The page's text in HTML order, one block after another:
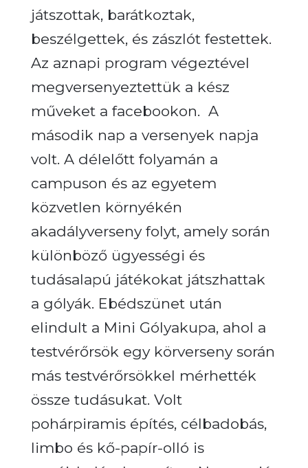
játszottak, barátkoztak,
beszélgettek, és zászlót festettek.
Az aznapi program végeztével
megversenyeztettük a kész
műveket a facebookon. A
második nap a versenyek napja
volt. A délelőtt folyamán a
campuson és az egyetem
közvetlen környékén
akadályverseny folyt, amely során
különböző ügyességi és
tudásalapú játékokat játszhattak
a gólyák. Ebédszünet után
elindult a Mini Gólyakupa, ahol a
testvérőrsök egy körverseny során
más testvérőrsökkel mérhették
össze tudásukat. Volt
pohárpiramis építés, célbadobás,
limbo és kő-papír-olló is